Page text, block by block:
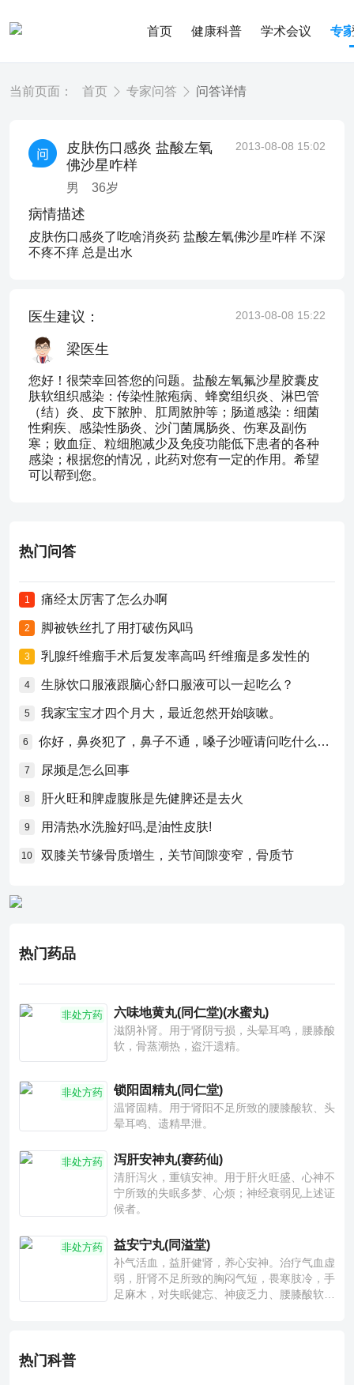
首页 健康科普 学术会议 专
当前页面： 首页 专家问答 问答详情
皮肤伤口感炎 盐酸左氧
佛沙星咋样
男 36岁
2013-08-08 15:02
病情描述
皮肤伤口感炎了吃啥消炎药 盐酸左氧佛沙星咋样 不深
不疼不痒 总是出水
医生建议： 2013-08-08 15:22
梁医生
您好！很荣幸回答您的问题。盐酸左氧氟沙星胶囊皮
肤软组织感染：传染性脓疱病、蜂窝组织炎、淋巴管
（结）炎、皮下脓肿、肛周脓肿等；肠道感染：细菌
性痢疾、感染性肠炎、沙门菌属肠炎、伤寒及副伤
寒；败血症、粒细胞减少及免疫功能低下患者的各种
感染；根据您的情况，此药对您有一定的作用。希望
可以帮到您。
热门问答
1 痛经太厉害了怎么办啊
2 脚被铁丝扎了用打破伤风吗
3 乳腺纤维瘤手术后复发率高吗 纤维瘤是多发性的
4 生脉饮口服液跟脑心舒口服液可以一起吃么？
5 我家宝宝才四个月大，最近忽然开始咳嗽。
6 你好，鼻炎犯了，鼻子不通，嗓子沙哑请问吃什么药比较好？
7 尿频是怎么回事
8 肝火旺和脾虚腹胀是先健脾还是去火
9 用清热水洗脸好吗,是油性皮肤!
10 双膝关节缘骨质增生，关节间隙变窄，骨质节
热门药品
非处方药 六味地黄丸(同仁堂)(水蜜丸)
滋阴补肾。用于肾阴亏损，头晕耳鸣，腰膝酸
软，骨蒸潮热，盗汗遗精。
非处方药 锁阳固精丸(同仁堂)
温肾固精。用于肾阳不足所致的腰膝酸软、头
晕耳鸣、遗精早泄。
非处方药 泻肝安神丸(赛药仙)
清肝泻火，重镇安神。用于肝火旺盛、心神不
宁所致的失眠多梦、心烦；神经衰弱见上述证
候者。
非处方药 益安宁丸(同溢堂)
补气活血，益肝健肾，养心安神。治疗气血虚
弱，肝肾不足所致的胸闷气短，畏寒肢冷，手
足麻木，对失眠健忘、神疲乏力、腰膝酸软也
热门科普